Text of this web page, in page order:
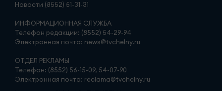
Новости (8552) 51-31-31
ИНФОРМАЦИОННАЯ СЛУЖБА
Телефон редакции: (8552) 54-29-94
Электронная почта: news@tvchelny.ru
ОТДЕЛ РЕКЛАМЫ
Телефон: (8552) 56-15-09, 54-07-90
Электронная почта: reclama@tvchelny.ru